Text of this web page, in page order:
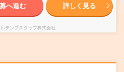
へ進む 詳しく見る
テンプスタッフ株式会社